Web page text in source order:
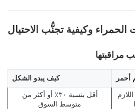
مراقبتها
أحمر
كيف يبدو الشكل
أقل بنسبة ٣٠٪ أو أكثر من
متوسط السوق